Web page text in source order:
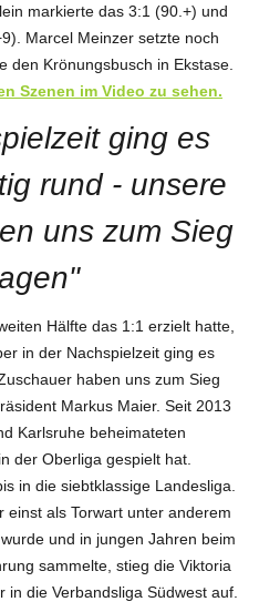
markierte das 3:1 (90.+) und
Marcel Meinzer setzte noch
den Krönungsbusch in Ekstase.
Szenen im Video zu sehen.
ging es
rund - unsere
uns zum Sieg
Hälfte das 1:1 erzielt hatte,
in der Nachspielzeit ging es
haben uns zum Sieg
Markus Maier. Seit 2013
Karlsruhe beheimateten
der Oberliga gespielt hat.
in die siebtklassige Landesliga.
einst als Torwart unter anderem
und in jungen Jahren beim
sammelte, stieg die Viktoria
die Verbandsliga Südwest auf.